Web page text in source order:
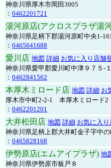
神奈川県厚木市岡田3005
： 0462201721
湯河原店(アクロスプラザ湯
神奈川県足柄下郡湯河原町中央1-
： 0465641688
愛川店 地図 詳細 お気に入り店舗
神奈川県愛甲郡愛川町中津９７５-１
： 0462841562
本厚木ミロード店 地図 詳細 お
厚木市中町2-2-1 本厚木ミロード
： 0462201201
大井松田店 地図 詳細 お気に入
神奈川県足柄上郡大井町金子字中の
： 0465828168
伊勢原店(エムアイプラザ) 地
神奈川県伊勢原市板戸８